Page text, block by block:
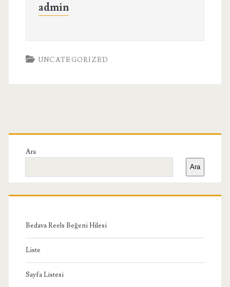
admin
UNCATEGORIZED
Birincil
Yan
Menü
Ara
Ara
Bedava Reels Beğeni Hilesi
Liste
Sayfa Listesi